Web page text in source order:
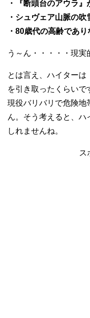
・『断頭台のアウラ
・シュヴェア山脈の
・80歳代の高齢であ
う～ん・・・・・現実
とは言え、ハイターは
を引き取ったくらい
現役バリバリで危険地
ん。そう考えると、ハ
しれませんね。
ス